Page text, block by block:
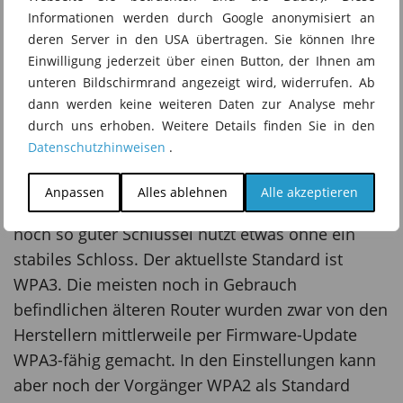
Informationen werden durch Google anonymisiert an
deren Server in den USA übertragen. Sie können Ihre
Einwilligung jederzeit über einen Button, der Ihnen am
unteren Bildschirmrand angezeigt wird, widerrufen. Ab
dann werden keine weiteren Daten zur Analyse mehr
durch uns erhoben. Weitere Details finden Sie in den
Datenschutzhinweisen .
Anpassen Alles ablehnen Alle akzeptieren
Modernen WLAN-Verschlüsselungsstandard
nutzen:Der Verschlüsselungsstandard
entscheidet, welche mathematischen
Algorithmen genutzt werden, um den
Datenverkehr im WLAN für Angreifer unlesbar zu
machen. Bildlich gesprochen: Das WLAN-
Passwort ist der Schlüssel, der
Verschlüsselungsstandard das Schloss. Und kein
noch so guter Schlüssel nützt etwas ohne ein
stabiles Schloss. Der aktuellste Standard ist
WPA3. Die meisten noch in Gebrauch
befindlichen älteren Router wurden zwar von den
Herstellern mittlerweile per Firmware-Update
WPA3-fähig gemacht. In den Einstellungen kann
aber noch der Vorgänger WPA2 als Standard